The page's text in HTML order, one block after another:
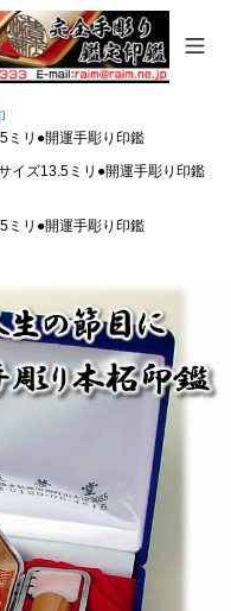
ミリ●開運手彫り印鑑
イズ13.5ミリ●開運手彫り印鑑
ミリ●開運手彫り印鑑